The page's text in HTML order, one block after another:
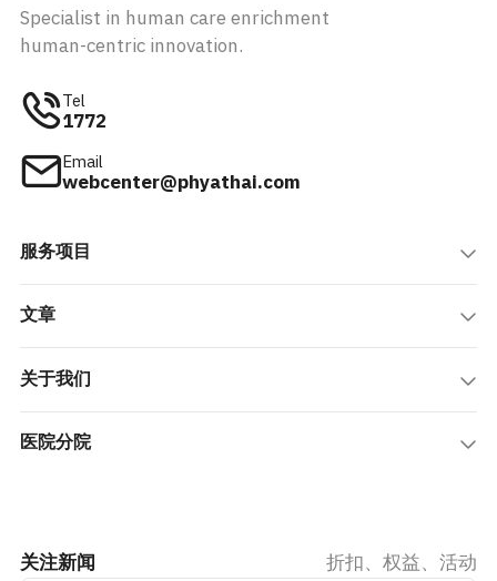
Specialist in human care enrichment
human-centric innovation.
Tel
1772
Email
webcenter@phyathai.com
服务项目
文章
关于我们
医院分院
关注新闻 折扣、权益、活动